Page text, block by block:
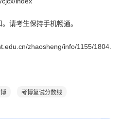
请考生保持手机畅通。
zhaosheng/info/1155/1804.
考博复试分数线